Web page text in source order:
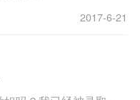
2017-6-21